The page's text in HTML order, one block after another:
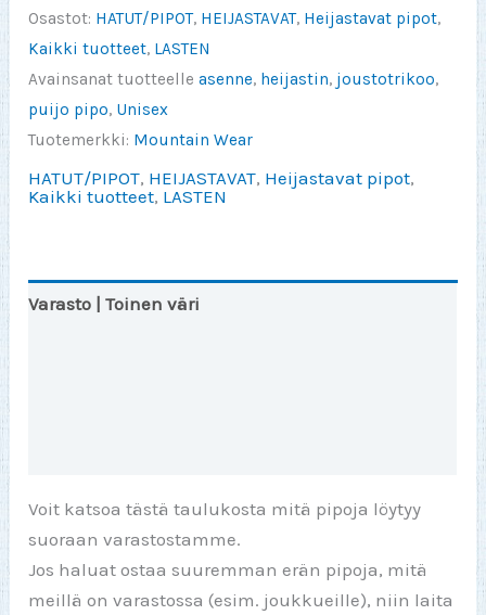
lapselle
määrä
Osastot: HATUT/PIPOT, HEIJASTAVAT, Heijastavat pipot,
Kaikki tuotteet, LASTEN
Avainsanat tuotteelleasenne, heijastin, joustotrikoo,
puijo pipo, Unisex
Tuotemerkki: Mountain Wear
HATUT/PIPOT, HEIJASTAVAT, Heijastavat pipot,
Kaikki tuotteet, LASTEN
Varasto | Toinen väri
Voit katsoa tästä taulukosta mitä pipoja löytyy
suoraan varastostamme.
Jos haluat ostaa suuremman erän pipoja, mitä
meillä on varastossa (esim. joukkueille), niin laita